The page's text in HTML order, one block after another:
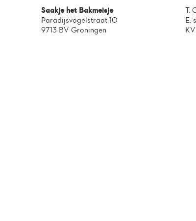
Saakje het Bakmeisje
Paradijsvogelstraat 10
9713 BV Groningen
T:
E: